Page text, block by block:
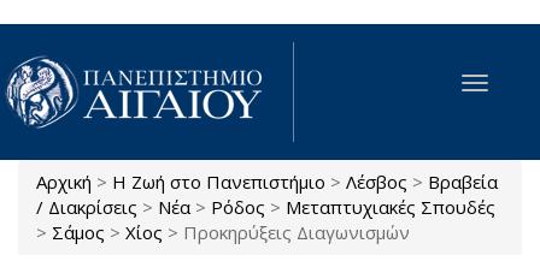
Παράκαμψη προς το κυρίως περιεχόμενο
Toggle
Είστε εδώ
Αρχική > Η Ζωή στο Πανεπιστήμιο > Λέσβος > Βραβεία
/ Διακρίσεις > Νέα > Ρόδος > Μεταπτυχιακές Σπουδές
> Σάμος > Χίος > Προκηρύξεις Διαγωνισμών